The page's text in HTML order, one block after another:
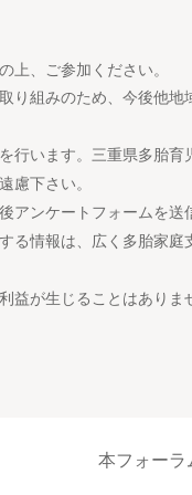
上、ご参加ください。
り組みのため、今後他
行います。三重県多胎育
慮下さい。
アンケートフォームを送
る情報は、広く多胎家
益が生じることはあり
本フォーラ